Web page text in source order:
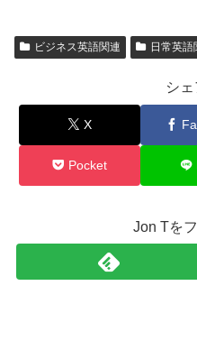
ビジネス英語関連 日常英語
シ
X
Pocket
Jon Tを